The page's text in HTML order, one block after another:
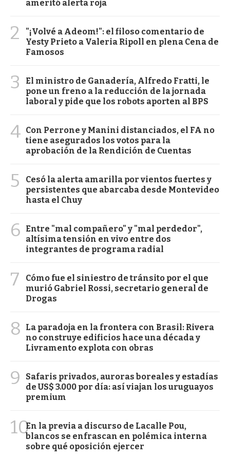
ameritó alerta roja
2
"¡Volvé a Adeom!": el filoso comentario de
Yesty Prieto a Valeria Ripoll en plena Cena de
Famosos
3
El ministro de Ganadería, Alfredo Fratti, le
pone un freno a la reducción de la jornada
laboral y pide que los robots aporten al BPS
4 Con Perrone y Manini distanciados, el FA no
tiene asegurados los votos para la
aprobación de la Rendición de Cuentas
5
Cesó la alerta amarilla por vientos fuertes y
persistentes que abarcaba desde Montevideo
hasta el Chuy
6
Entre "mal compañero" y "mal perdedor",
altísima tensión en vivo entre dos
integrantes de programa radial
7
Cómo fue el siniestro de tránsito por el que
murió Gabriel Rossi, secretario general de
Drogas
8
La paradoja en la frontera con Brasil: Rivera
no construye edificios hace una década y
Livramento explota con obras
9
Safaris privados, auroras boreales y estadías
de US$ 3.000 por día: así viajan los uruguayos
premium
10En la previa a discurso de Lacalle Pou,
blancos se enfrascan en polémica interna
sobre qué oposición ejercer